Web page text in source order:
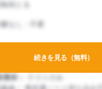
毎回とる
書なし・不要
中間：
期末：
続きを見る（無料）